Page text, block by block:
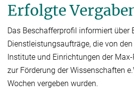
Erfolgte
Das Beschafferprofil informiert über
Dienstleistungsaufträge, die von
Institute und Einrichtungen der
zur Förderung der Wissenschaften
Wochen vergeben wurden.